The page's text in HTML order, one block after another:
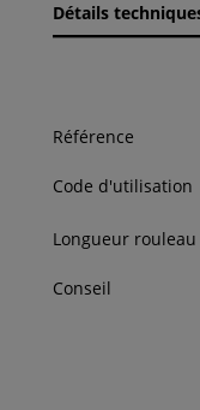
Détails
Référence
Code d'utilisation
Longueur rouleau
Conseil